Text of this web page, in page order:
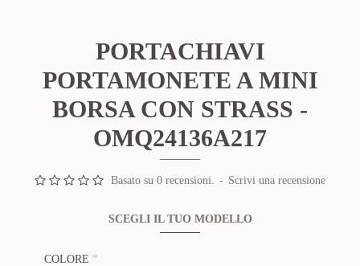
PORTACHIAVI
PORTAMONETE A MINI
BORSA CON STRASS -
OMQ24136A217
Basato su 0 recensioni. - Scrivi una recensione
SCEGLI IL TUO MODELLO
COLORE